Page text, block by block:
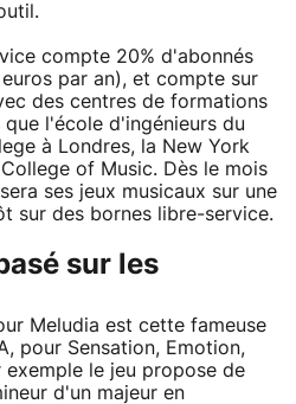
compte 20% d'abonnés
par an), et compte sur
des centres de formations
l'école d'ingénieurs du
à Londres, la New York
of Music. Dès le mois
ses jeux musicaux sur une
sur des bornes libre-service.
sur les
Meludia est cette fameuse
pour Sensation, Emotion,
exemple le jeu propose de
d'un majeur en